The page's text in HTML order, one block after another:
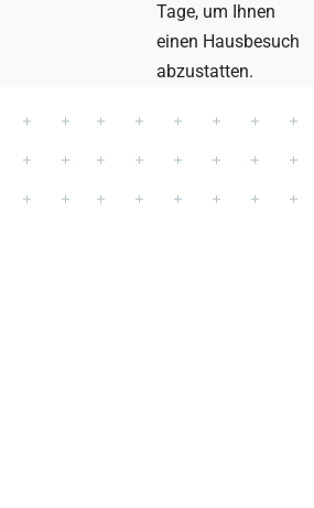
Tage, um Ihnen
einen Hausbesuch
abzustatten.